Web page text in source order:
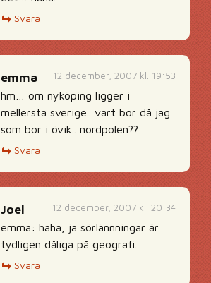
Svara
12 december, 2007 kl. 19:53
emma
hm… om nyköping ligger i
mellersta sverige.. vart bor då jag
som bor i övik.. nordpolen??
Svara
12 december, 2007 kl. 20:34
Joel
emma: haha, ja sörlännningar är
tydligen dåliga på geografi.
Svara